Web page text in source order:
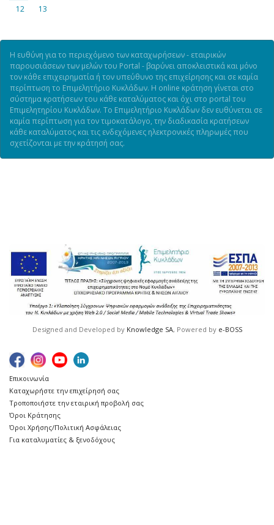
12
13
Η ευθύνη για το περιεχόμενο των καταχωρήσεων - εταιρικών
παρουσιάσεων των μελών του Portal - βαρύνει αποκλειστικά και μόνο
τον κάθε επιχειρηματία ή τον υπεύθυνο της επιχείρησης και σε καμία
περίπτωση το Επιμελητήριο Κυκλάδων. Η online κράτηση γίνεται στο
σύστημα κρατήσεων του κάθε καταλύματος και όχι στο portal του
Επιμελητηρίου Κυκλάδων. Το Επιμελητήριο Κυκλάδων δεν ευθύνεται σε
καμία περίπτωση για τον τιμοκατάλογο, την διαδικασία κρατήσεων
κάθε καταλύματος και τις ενδεχόμενες ηλεκτρονικές πληρωμές που
σχετίζονται με την κράτησή σας.
Designed and Developed by Knowledge SA, Powered by e-BOSS
Επικοινωνία
Καταχωρήστε την επιχείρησή σας
Τροποποιήστε την εταιρική προβολή σας
Όροι Κράτησης
Όροι Χρήσης/Πολιτική Ασφάλειας
Για καταλυματίες & ξενοδόχους